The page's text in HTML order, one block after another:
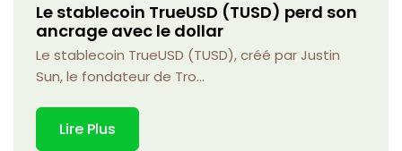
Le stablecoin TrueUSD (TUSD) perd son
ancrage avec le dollar
Le stablecoin TrueUSD (TUSD), créé par Justin
Sun, le fondateur de Tro...
Lire Plus